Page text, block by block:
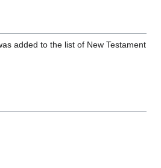
added to the list of New Testament